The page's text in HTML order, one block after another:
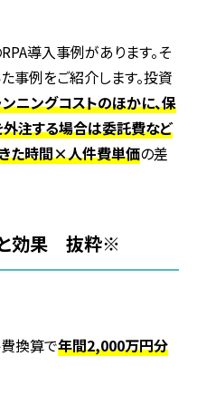
RPA導入事例があります。そ
事例をご紹介します。投資
ニングコストのほかに、保
注する場合は委託費など
た時間×人件費単価の差
効果 抜粋※
換算で年間2,000万円分